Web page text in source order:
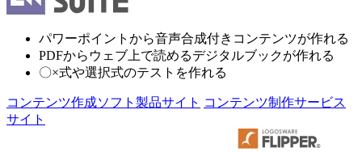
パワーポイントから音声合成付きコンテンツが作れる
PDFからウェブ上で読めるデジタルブックが作れる
〇×式や選択式のテストを作れる
コンテンツ作成ソフト製品サイト コンテンツ制作サービス
サイト